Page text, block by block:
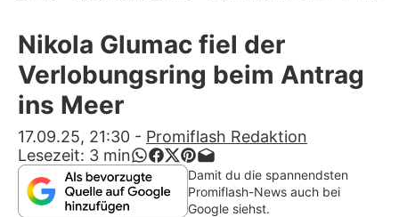
Stars
Filme & Serien
Lifestyle
Familie & Liebe
Promiflash Exklusiv
Nikola Glumac fiel der
Verlobungsring beim Antrag
ins Meer
17.09.25, 21:30 - Promiflash Redaktion
Lesezeit: 3 min
Damit du die spannendsten
Promiflash-News auch bei
Google siehst.